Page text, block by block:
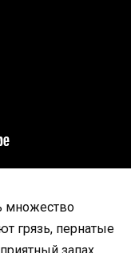
множество
грязь, пернатые